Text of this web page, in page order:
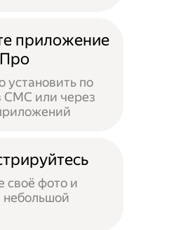
приложение
установить по
СМС или через
своё фото и
небольшой